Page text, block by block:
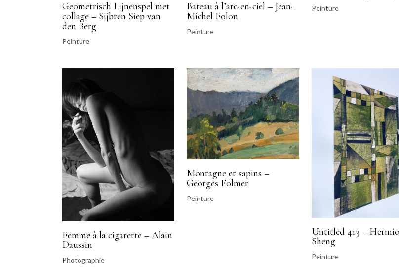
Geometrisch Lijnenspel met
collage – Sijbren Siep van
den Berg
Peinture
Bateau à l’arc-en-ciel – Jean-
Michel Folon
Peinture
Peinture
Femme à la cigarette – Alain
Daussin
Photographie
Montagne et sapins –
Georges Folmer
Peinture
Untitled 413 –
Sheng
Peinture